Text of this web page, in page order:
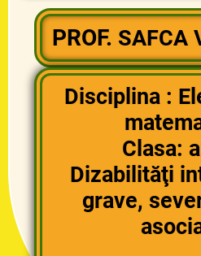
PROF. SAFCA
Disciplina :
Clasa:
Dizabilităţi
grave,